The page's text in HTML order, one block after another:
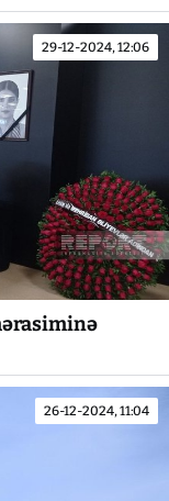
29-12-2024, 12:06
26-12-2024, 11:04